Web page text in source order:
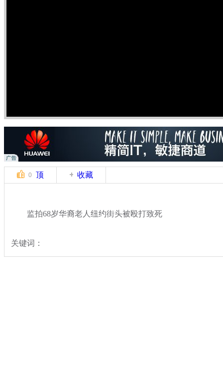
0 顶 收藏
监拍68岁华裔老人纽约街头被殴打致死
关键词：